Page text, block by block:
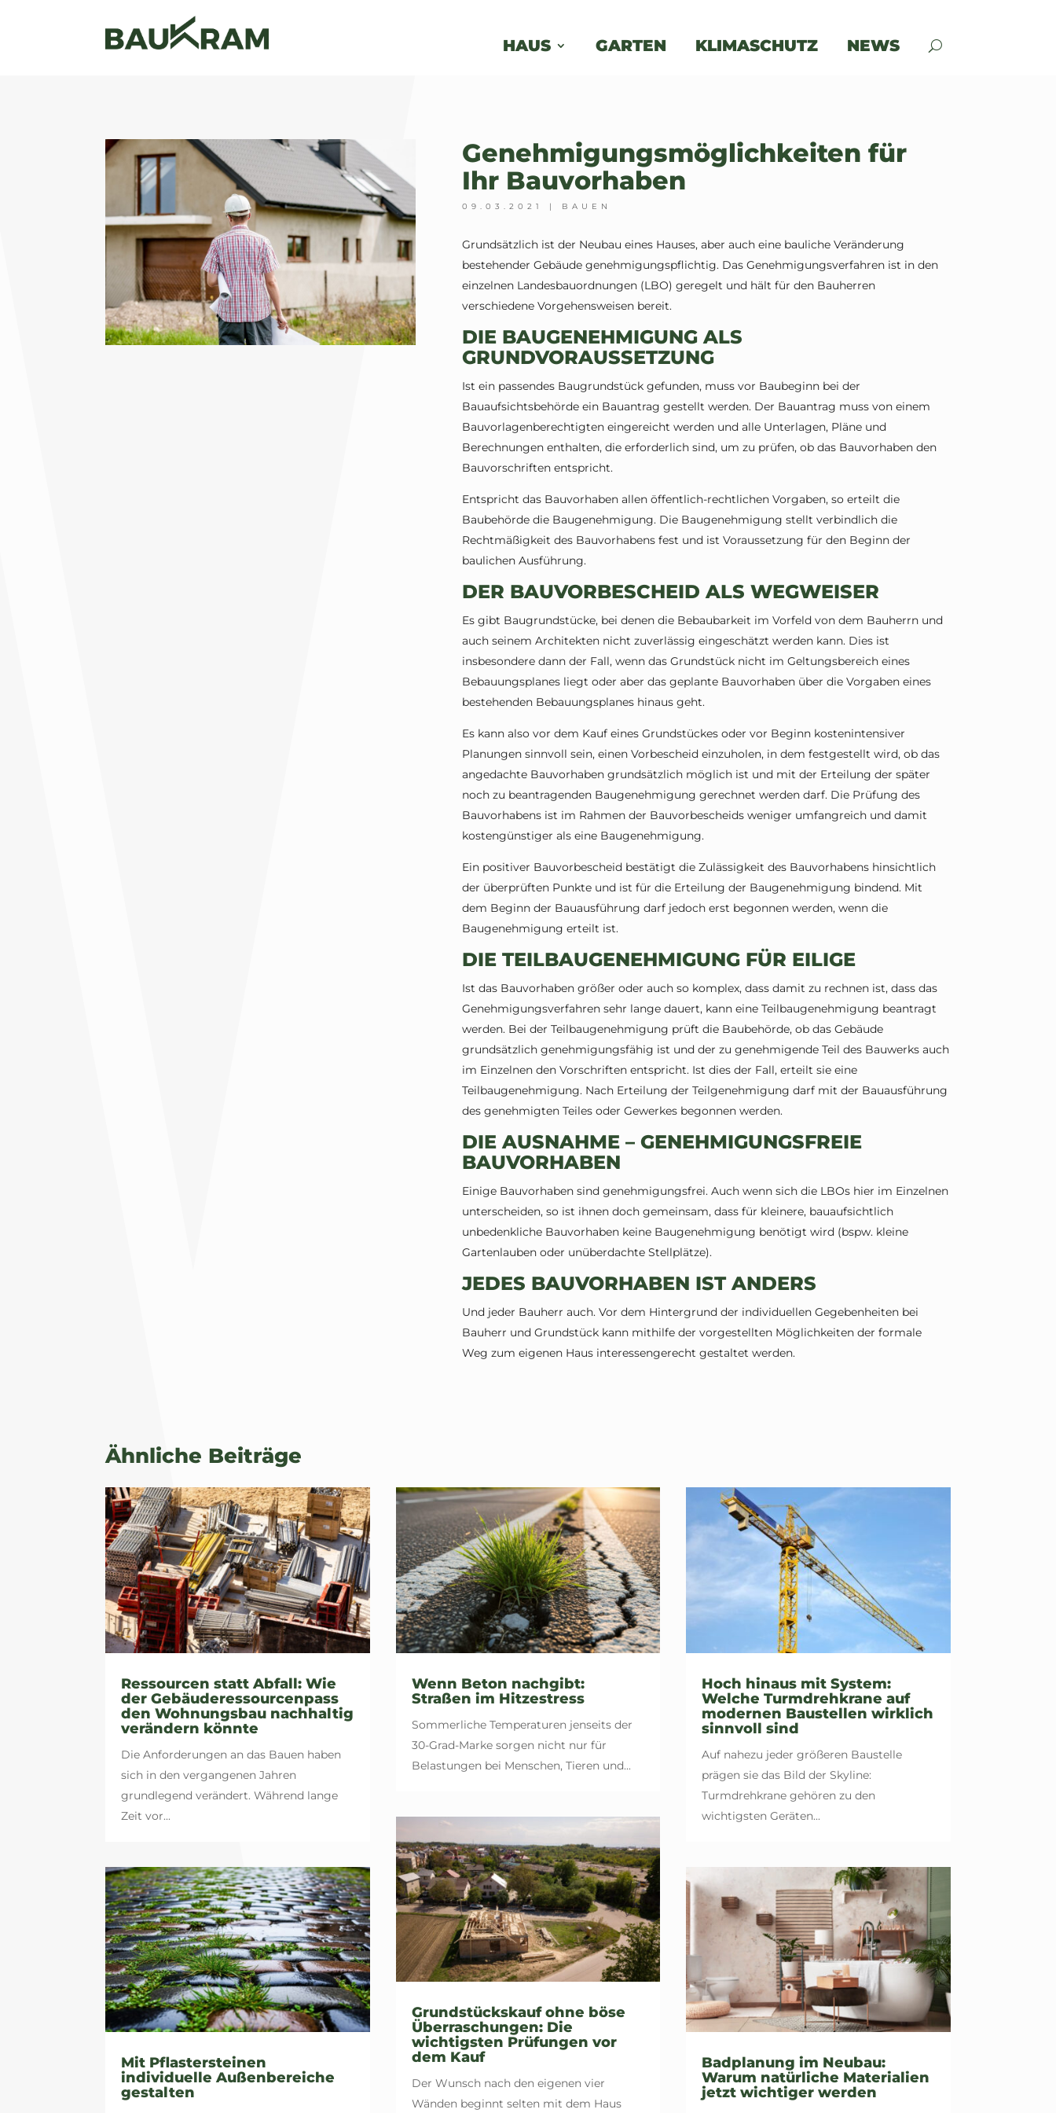
HAUS GARTEN KLIMASCHUTZ NEWS
Genehmigungsmöglichkeiten für
Ihr Bauvorhaben
09.03.2021 | BAUEN
Grundsätzlich ist der Neubau eines Hauses, aber auch eine bauliche Veränderung
bestehender Gebäude genehmigungspflichtig. Das Genehmigungsverfahren ist in den
einzelnen Landesbauordnungen (LBO) geregelt und hält für den Bauherren
verschiedene Vorgehensweisen bereit.
DIE BAUGENEHMIGUNG ALS
GRUNDVORAUSSETZUNG
Ist ein passendes Baugrundstück gefunden, muss vor Baubeginn bei der
Bauaufsichtsbehörde ein Bauantrag gestellt werden. Der Bauantrag muss von einem
Bauvorlagenberechtigten eingereicht werden und alle Unterlagen, Pläne und
Berechnungen enthalten, die erforderlich sind, um zu prüfen, ob das Bauvorhaben den
Bauvorschriften entspricht.
Entspricht das Bauvorhaben allen öffentlich-rechtlichen Vorgaben, so erteilt die
Baubehörde die Baugenehmigung. Die Baugenehmigung stellt verbindlich die
Rechtmäßigkeit des Bauvorhabens fest und ist Voraussetzung für den Beginn der
baulichen Ausführung.
DER BAUVORBESCHEID ALS WEGWEISER
Es gibt Baugrundstücke, bei denen die Bebaubarkeit im Vorfeld von dem Bauherrn und
auch seinem Architekten nicht zuverlässig eingeschätzt werden kann. Dies ist
insbesondere dann der Fall, wenn das Grundstück nicht im Geltungsbereich eines
Bebauungsplanes liegt oder aber das geplante Bauvorhaben über die Vorgaben eines
bestehenden Bebauungsplanes hinaus geht.
Es kann also vor dem Kauf eines Grundstückes oder vor Beginn kostenintensiver
Planungen sinnvoll sein, einen Vorbescheid einzuholen, in dem festgestellt wird, ob das
angedachte Bauvorhaben grundsätzlich möglich ist und mit der Erteilung der später
noch zu beantragenden Baugenehmigung gerechnet werden darf. Die Prüfung des
Bauvorhabens ist im Rahmen der Bauvorbescheids weniger umfangreich und damit
kostengünstiger als eine Baugenehmigung.
Ein positiver Bauvorbescheid bestätigt die Zulässigkeit des Bauvorhabens hinsichtlich
der überprüften Punkte und ist für die Erteilung der Baugenehmigung bindend. Mit
dem Beginn der Bauausführung darf jedoch erst begonnen werden, wenn die
Baugenehmigung erteilt ist.
DIE TEILBAUGENEHMIGUNG FÜR EILIGE
Ist das Bauvorhaben größer oder auch so komplex, dass damit zu rechnen ist, dass das
Genehmigungsverfahren sehr lange dauert, kann eine Teilbaugenehmigung beantragt
werden. Bei der Teilbaugenehmigung prüft die Baubehörde, ob das Gebäude
grundsätzlich genehmigungsfähig ist und der zu genehmigende Teil des Bauwerks auch
im Einzelnen den Vorschriften entspricht. Ist dies der Fall, erteilt sie eine
Teilbaugenehmigung. Nach Erteilung der Teilgenehmigung darf mit der Bauausführung
des genehmigten Teiles oder Gewerkes begonnen werden.
DIE AUSNAHME – GENEHMIGUNGSFREIE
BAUVORHABEN
Einige Bauvorhaben sind genehmigungsfrei. Auch wenn sich die LBOs hier im Einzelnen
unterscheiden, so ist ihnen doch gemeinsam, dass für kleinere, bauaufsichtlich
unbedenkliche Bauvorhaben keine Baugenehmigung benötigt wird (bspw. kleine
Gartenlauben oder unüberdachte Stellplätze).
JEDES BAUVORHABEN IST ANDERS
Und jeder Bauherr auch. Vor dem Hintergrund der individuellen Gegebenheiten bei
Bauherr und Grundstück kann mithilfe der vorgestellten Möglichkeiten der formale
Weg zum eigenen Haus interessengerecht gestaltet werden.
Ähnliche Beiträge
Ressourcen statt Abfall: Wie
der Gebäuderessourcenpass
den Wohnungsbau nachhaltig
verändern könnte
Die Anforderungen an das Bauen haben
sich in den vergangenen Jahren
grundlegend verändert. Während lange
Zeit vor...
Mit Pflastersteinen
individuelle Außenbereiche
gestalten
Wenn Beton nachgibt:
Straßen im Hitzestress
Sommerliche Temperaturen jenseits der
30-Grad-Marke sorgen nicht nur für
Belastungen bei Menschen, Tieren und...
Grundstückskauf ohne böse
Überraschungen: Die
wichtigsten Prüfungen vor
dem Kauf
Der Wunsch nach den eigenen vier
Wänden beginnt selten mit dem Haus
Hoch hinaus mit System:
Welche Turmdrehkrane auf
modernen Baustellen wirklich
sinnvoll sind
Auf nahezu jeder größeren Baustelle
prägen sie das Bild der Skyline:
Turmdrehkrane gehören zu den
wichtigsten Geräten...
Badplanung im Neubau:
Warum natürliche Materialien
jetzt wichtiger werden